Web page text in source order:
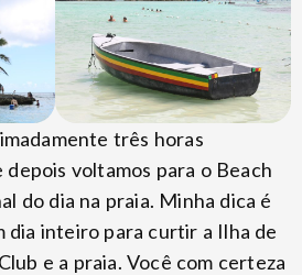
três horas
voltamos para o Beach
do dia na praia. Minha dica é
dia inteiro para curtir a Ilha de
e a praia. Você com certeza